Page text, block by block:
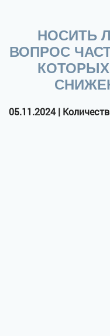
НОСИТЬ
ВОПРОС
05.11.2024 |